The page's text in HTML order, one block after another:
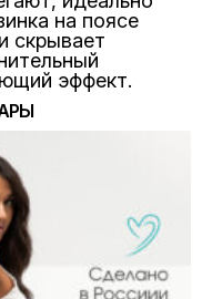
на поясе
скрывает
эффект.